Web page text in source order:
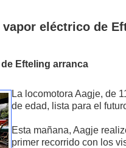
eléctrico de
Efteling arranca
La locomotora Aagje, de
de edad, lista para el
Esta mañana, Aagje
primer recorrido con los